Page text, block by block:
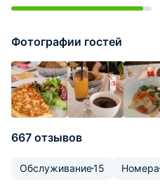
Фотографии гостей
667 отзывов
Обслуживание15 Номера